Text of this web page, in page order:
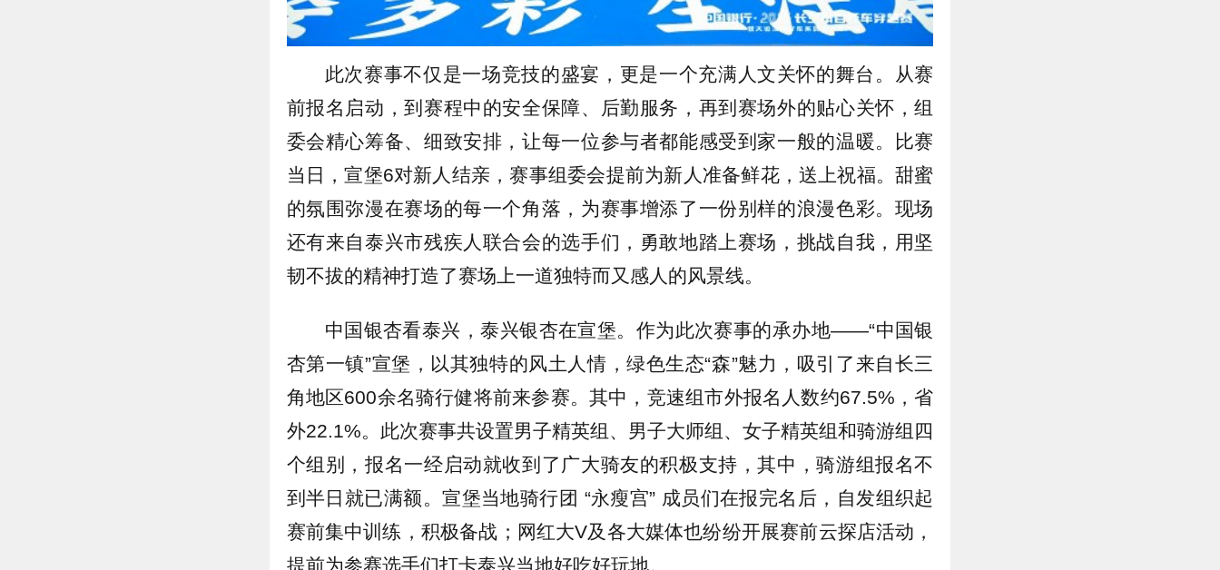
此次赛事不仅是一场竞技的盛宴，更是一个充满人文关怀的舞台。从赛
前报名启动，到赛程中的安全保障、后勤服务，再到赛场外的贴心关怀，组
委会精心筹备、细致安排，让每一位参与者都能感受到家一般的温暖。比赛
当日，宣堡6对新人结亲，赛事组委会提前为新人准备鲜花，送上祝福。甜蜜
的氛围弥漫在赛场的每一个角落，为赛事增添了一份别样的浪漫色彩。现场
还有来自泰兴市残疾人联合会的选手们，勇敢地踏上赛场，挑战自我，用坚
韧不拔的精神打造了赛场上一道独特而又感人的风景线。
中国银杏看泰兴，泰兴银杏在宣堡。作为此次赛事的承办地——“中国银
杏第一镇”宣堡，以其独特的风土人情，绿色生态“森”魅力，吸引了来自长三
角地区600余名骑行健将前来参赛。其中，竞速组市外报名人数约67.5%，省
外22.1%。此次赛事共设置男子精英组、男子大师组、女子精英组和骑游组四
个组别，报名一经启动就收到了广大骑友的积极支持，其中，骑游组报名不
到半日就已满额。宣堡当地骑行团 “永瘦宫” 成员们在报完名后，自发组织起
赛前集中训练，积极备战；网红大V及各大媒体也纷纷开展赛前云探店活动，
提前为参赛选手们打卡泰兴当地好吃好玩地。